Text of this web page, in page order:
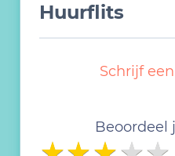
Huurflits
Schrijf
Beoordeel